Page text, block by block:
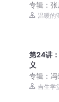
专辑： 张
温暖的
第24讲
义
专辑：
官心得｜
吉生学